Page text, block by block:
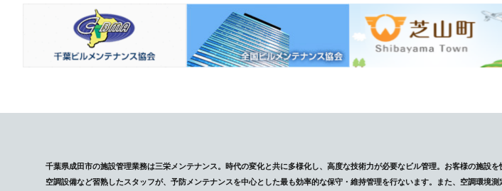
千葉県成田市の施設管理業務は三栄メンテナンス。時代の変化と共に多様化し、高度な技術力が必要なビル管理。お客様の施設
空調設備など習熟したスタッフが、予防メンテナンスを中心とした最も効率的な保守・維持管理を行ないます。また、空調環境